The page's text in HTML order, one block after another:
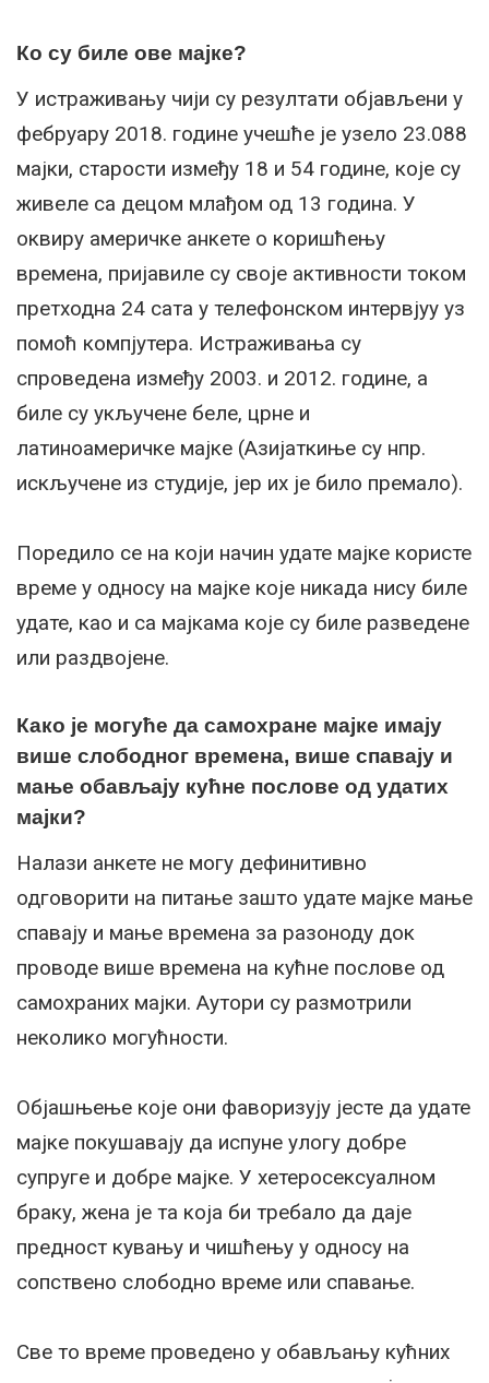
Ко су биле ове мајке?
У истраживању чији су резултати објављени у
фебруару 2018. године учешће је узело 23.088
мајки, старости између 18 и 54 године, које су
живеле са децом млађом од 13 година. У
оквиру америчке анкете о коришћењу
времена, пријавиле су своје активности током
претходна 24 сата у телефонском интервјуу уз
помоћ компјутера. Истраживања су
спроведена између 2003. и 2012. године, а
биле су укључене беле, црне и
латиноамеричке мајке (Азијаткиње су нпр.
искључене из студије, јер их је било премало).
Поредило се на који начин удате мајке користе
време у односу на мајке које никада нису биле
удате, као и са мајкама које су биле разведене
или раздвојене.
Како је могуће да самохране мајке имају
више слободног времена, више спавају и
мање обављају кућне послове од удатих
мајки?
Налази анкете не могу дефинитивно
одговорити на питање зашто удате мајке мање
спавају и мање времена за разоноду док
проводе више времена на кућне послове од
самохраних мајки. Аутори су размотрили
неколико могућности.
Објашњење које они фаворизују јесте да удате
мајке покушавају да испуне улогу добре
супруге и добре мајке. У хетеросексуалном
браку, жена је та која би требало да даје
предност кувању и чишћењу у односу на
сопствено слободно време или спавање.
Све то време проведено у обављању кућних